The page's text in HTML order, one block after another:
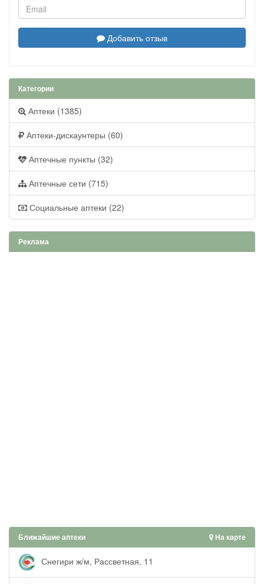
Добавить отзыв
Категории
Аптеки (1385)
Аптеки-дискаунтеры (60)
Аптечные пункты (32)
Аптечные сети (715)
Социальные аптеки (22)
Реклама
Ближайшие аптеки На карте
Снегири ж/м, Рассветная, 11